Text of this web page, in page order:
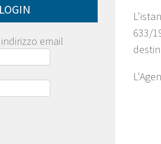
633/
LOGIN
email